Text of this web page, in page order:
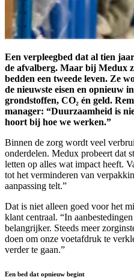
Een verpleegbed dat al tien
de afvalberg. Maar bij Medux
bedden een tweede leven. Ze
de nieuwste eisen en opnieuw
grondstoffen, CO₂ én geld.
manager: “Duurzaamheid is
hoort bij hoe we werken.”
Binnen de zorg wordt veel
onderdelen. Medux probeert dat
letten op alles wat impact heeft.
tot het verminderen van
aanpassing telt.”
Dat is niet alleen goed voor het
klant centraal. “In
belangrijker. Steeds meer
doen om onze voetafdruk te
verder te gaan.”
Een bed dat opnieuw begint